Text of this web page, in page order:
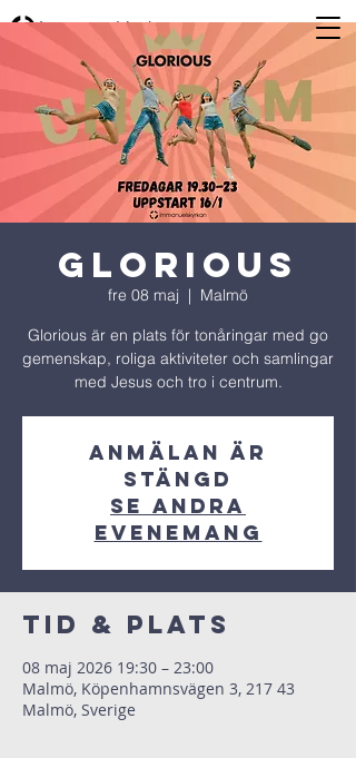
Glorious
fre 08 maj
  |
Malmö
Glorious är en plats för tonåringar med go
gemenskap, roliga aktiviteter och samlingar
med Jesus och tro i centrum.
Anmälan är
stängd
Se andra
evenemang
Tid & Plats
08 maj 2026 19:30 – 23:00
Malmö, Köpenhamnsvägen 3, 217 43
Malmö, Sverige